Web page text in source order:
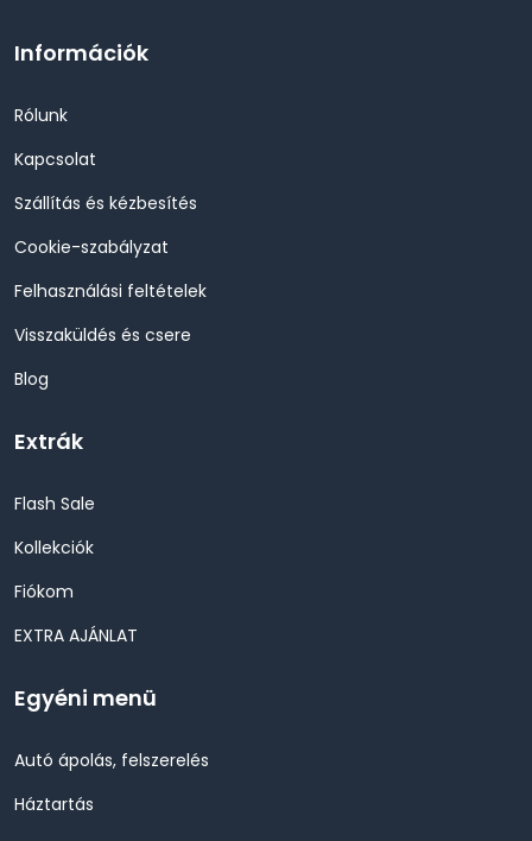
Információk
Rólunk
Kapcsolat
Szállítás és kézbesítés
Cookie-szabályzat
Felhasználási feltételek
Visszaküldés és csere
Blog
Extrák
Flash Sale
Kollekciók
Fiókom
EXTRA AJÁNLAT
Egyéni menü
Autó ápolás, felszerelés
Háztartás